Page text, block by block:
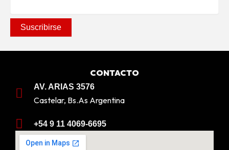
CONTACTO
AV. ARIAS 3576
Castelar, Bs.As Argentina
+54 9 11 4069-6695